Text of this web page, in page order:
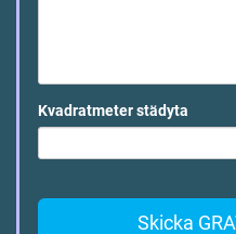
Kvadratmeter städyta
Skicka